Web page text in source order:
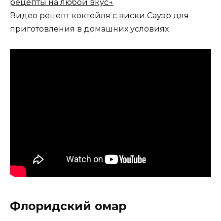
рецепты на любой вкус→
Видео рецепт коктейля с виски Сауэр для
приготовления в домашних условиях
Флоридский омар